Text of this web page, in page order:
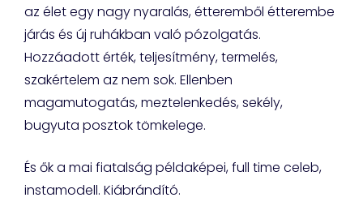
az élet egy nagy nyaralás, étteremből étterembe
járás és új ruhákban való pózolgatás.
Hozzáadott érték, teljesítmény, termelés,
szakértelem az nem sok. Ellenben
magamutogatás, meztelenkedés, sekély,
bugyuta posztok tömkelege.
És ők a mai fiatalság példaképei, full time celeb,
instamodell. Kiábrándító.